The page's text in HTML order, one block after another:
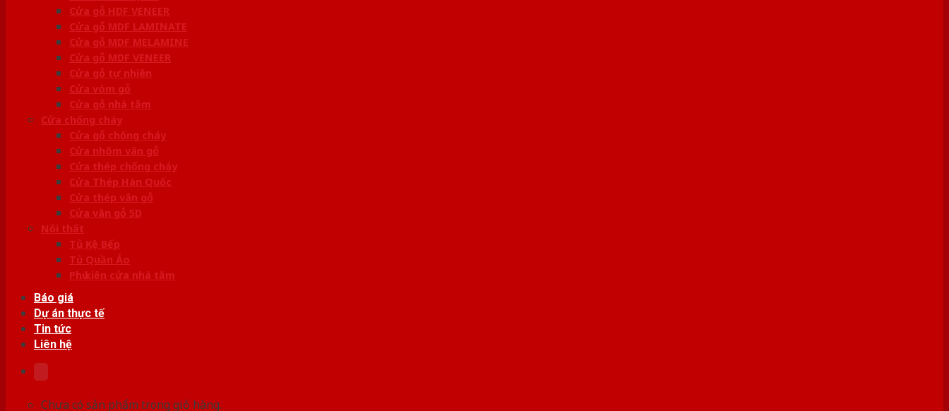
Cửa gỗ HDF VENEER
Cửa gỗ MDF LAMINATE
Cửa gỗ MDF MELAMINE
Cửa gỗ MDF VENEER
Cửa gỗ tự nhiên
Cửa vòm gỗ
Cửa gỗ nhà tắm
Cửa chống cháy
Cửa gỗ chống cháy
Cửa nhôm vân gỗ
Cửa thép chống cháy
Cửa Thép Hàn Quốc
Cửa thép vân gỗ
Cửa vân gỗ 5D
Nội thất
Tủ Kệ Bếp
Tủ Quần Áo
Phụ kiện cửa nhà tắm
Báo giá
Dự án thực tế
Tin tức
Liên hệ
Chưa có sản phẩm trong giỏ hàng.